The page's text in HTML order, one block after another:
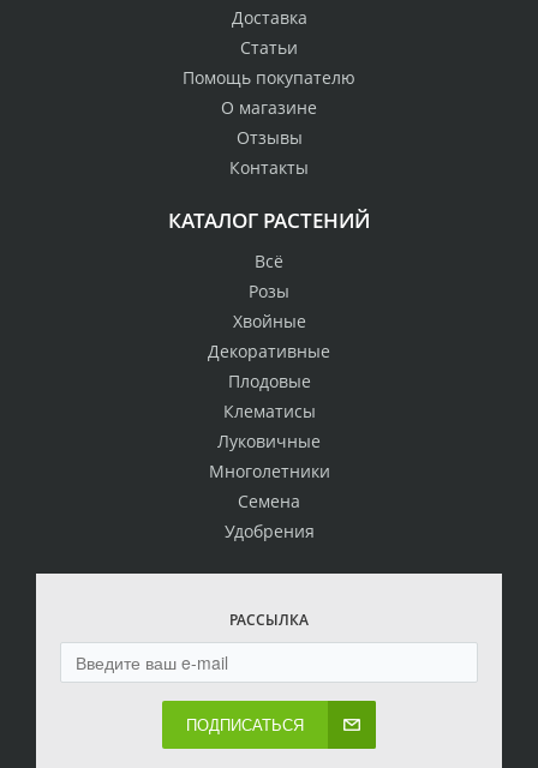
Доставка
Статьи
Помощь покупателю
О магазине
Отзывы
Контакты
КАТАЛОГ РАСТЕНИЙ
Всё
Розы
Хвойные
Декоративные
Плодовые
Клематисы
Луковичные
Многолетники
Семена
Удобрения
РАССЫЛКА
ПОДПИСАТЬСЯ